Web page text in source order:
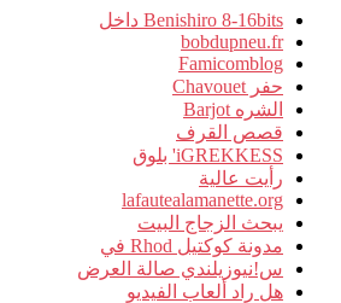
Benishiro 8-16bits داخل
bobdupneu.fr
Famicomblog
حفر Chavouet
الشره Barjot
قصص القرف
iGREKKESS' بلوق
رأيت عالية
lafautealamanette.org
يبحث الزجاج البيت
مدونة كوكتيل Rhod في
س!نيوزيلندي صالة العرض
هل راد ألعاب الفيديو